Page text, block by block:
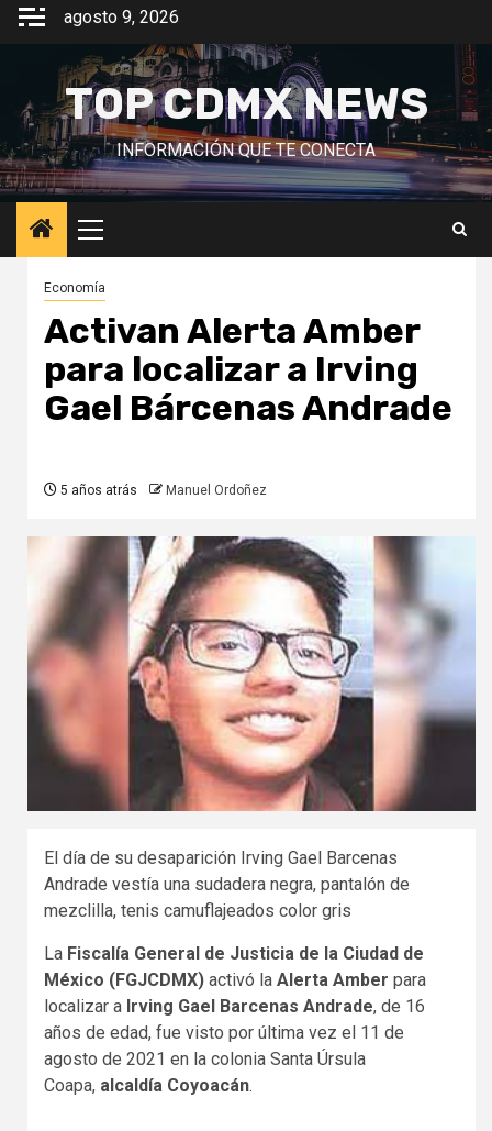
Saltar
contenido
agosto 9, 2026
TOP CDMX NEWS
INFORMACIÓN QUE TE CONECTA
Menú
principal
Economía
Activan Alerta Amber
para localizar a Irving
Gael Bárcenas Andrade
5 años atrás Manuel Ordoñez
El día de su desaparición Irving Gael Barcenas
Andrade vestía una sudadera negra, pantalón de
mezclilla, tenis camuflajeados color gris
La Fiscalía General de Justicia de la Ciudad de
México (FGJCDMX) activó la Alerta Amber para
localizar a Irving Gael Barcenas Andrade, de 16
años de edad, fue visto por última vez el 11 de
agosto de 2021 en la colonia Santa Úrsula
Coapa, alcaldía Coyoacán.